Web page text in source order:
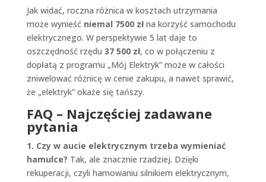
Jak widać, roczna różnica w kosztach utrzymania
może wynieść niemal 7500 złna korzyść samochodu
elektrycznego. W perspektywie 5 lat daje to
oszczędność rzędu 37 500 zł, co w połączeniu z
dopłatą z programu „Mój Elektryk” może w całości
zniwelować różnicę w cenie zakupu, a nawet sprawić,
że „elektryk” okaże się tańszy.
FAQ – Najczęściej zadawane
pytania
1. Czy w aucie elektrycznym trzeba wymieniać
hamulce? Tak, ale znacznie rzadziej. Dzięki
rekuperacji, czyli hamowaniu silnikiem elektrycznym,